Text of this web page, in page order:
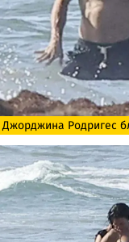
Джорджина Родригес